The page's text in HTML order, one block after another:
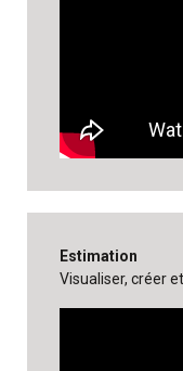
Estimation
Visualiser, créer